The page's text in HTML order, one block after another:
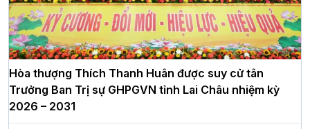
Hòa thượng Thích Thanh Huân được suy cử tân
Trưởng Ban Trị sự GHPGVN tỉnh Lai Châu nhiệm kỳ
2026 – 2031